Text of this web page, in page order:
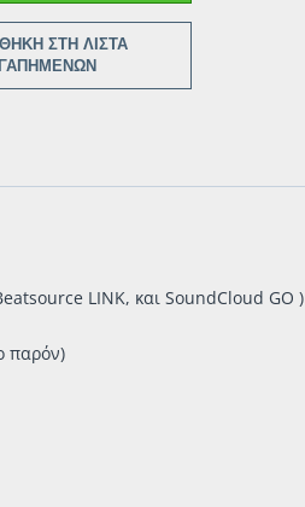
ΣΤΗ ΛΊΣΤΑ
LINK, και SoundCloud GO )
παρόν)